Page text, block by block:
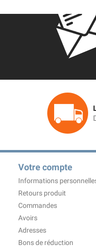
Votre compte
Informations
Retours produit
Commandes
Avoirs
Adresses
Bons de réduction